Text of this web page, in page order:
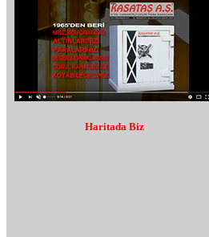
Haritada Biz